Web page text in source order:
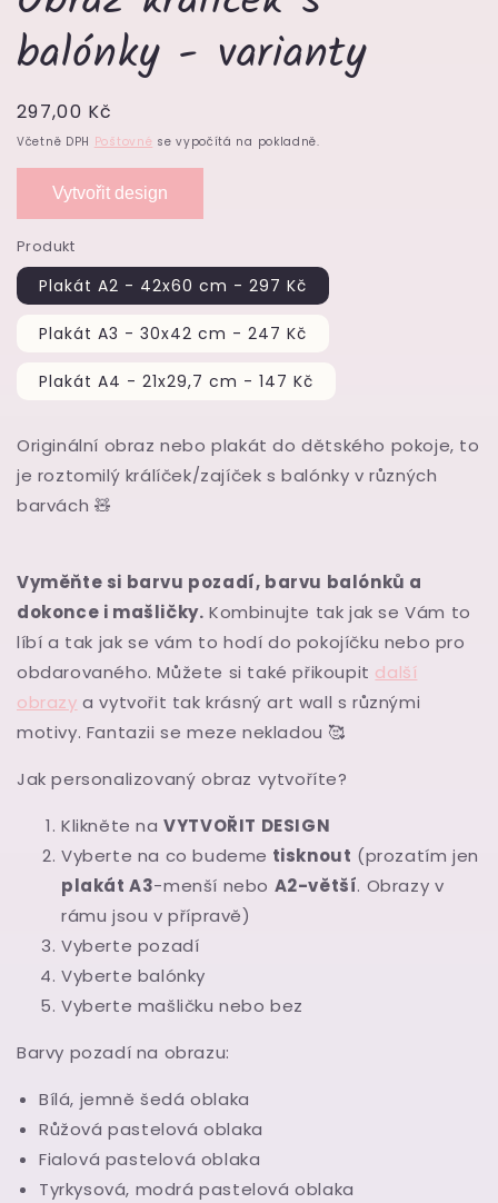
balónky - varianty
Běžná
cena
297,00 Kč
Včetně DPH Poštovné se vypočítá na pokladně.
Vytvořit design
Produkt
Plakát A2 - 42x60 cm - 297 Kč
Plakát A3 - 30x42 cm - 247 Kč
Plakát A4 - 21x29,7 cm - 147 Kč
Originální obraz nebo plakát do dětského pokoje, to
je roztomilý králíček/zajíček s balónky v různých
barvách 🧸
Vyměňte si barvu pozadí, barvu balónků a
dokonce i mašličky. Kombinujte tak jak se Vám to
líbí a tak jak se vám to hodí do pokojíčku nebo pro
obdarovaného. Můžete si také přikoupit další
obrazy a vytvořit tak krásný art wall s různými
motivy. Fantazii se meze nekladou 🥰
Jak personalizovaný obraz vytvoříte?
Klikněte naVYTVOŘIT DESIGN
Vyberte na co budeme tisknout (prozatím jen
plakát A3-menší nebo A2-větší. Obrazy v
rámu jsou v přípravě)
Vyberte pozadí
Vyberte balónky
Vyberte mašličku nebo bez
Barvy pozadí na obrazu:
Bílá, jemně šedá oblaka
Růžová pastelová oblaka
Fialová pastelová oblaka
Tyrkysová, modrá pastelová oblaka